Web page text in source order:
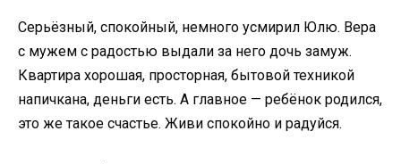
Серьёзный, спокойный, немного усмирил Юлю. Вера
с мужем с радостью выдали за него дочь замуж.
Квартира хорошая, просторная, бытовой техникой
напичкана, деньги есть. А главное — ребёнок родился,
это же такое счастье. Живи спокойно и радуйся.